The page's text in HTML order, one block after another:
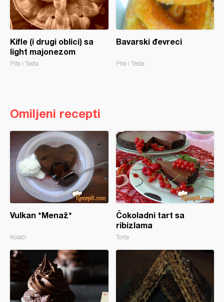
Kifle (i drugi oblici) sa
light majonezom
Pite i Testa
Bavarski đevreci
Pite i Testa
Omiljeni recepti
Vulkan *Menaž*
Kolači
Čokoladni tart sa
ribizlama
Torte